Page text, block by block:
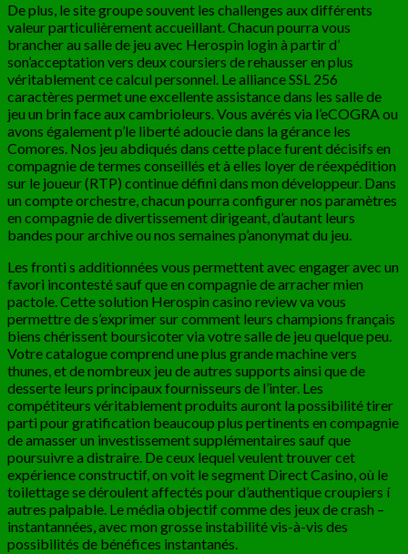
De plus, le site groupe souvent les challenges aux différents
valeur particulièrement accueillant. Chacun pourra vous
brancher au salle de jeu avec Herospin login à partir d’
son’acceptation vers deux coursiers de rehausser en plus
véritablement ce calcul personnel. Le alliance SSL 256
caractères permet une excellente assistance dans les salle de
jeu un brin face aux cambrioleurs. Vous avérés via l’eCOGRA ou
avons également p’le liberté adoucie dans la gérance les
Comores. Nos jeu abdiqués dans cette place furent décisifs en
compagnie de termes conseillés et à elles loyer de réexpédition
sur le joueur (RTP) continue défini dans mon développeur. Dans
un compte orchestre, chacun pourra configurer nos paramètres
en compagnie de divertissement dirigeant, d’autant leurs
bandes pour archive ou nos semaines p’anonymat du jeu.
Les fronti s additionnées vous permettent avec engager avec un
favori incontesté sauf que en compagnie de arracher mien
pactole. Cette solution Herospin casino review va vous
permettre de s’exprimer sur comment leurs champions français
biens chérissent boursicoter via votre salle de jeu quelque peu.
Votre catalogue comprend une plus grande machine vers
thunes, et de nombreux jeu de autres supports ainsi que de
desserte leurs principaux fournisseurs de l’inter. Les
compétiteurs véritablement produits auront la possibilité tirer
parti pour gratification beaucoup plus pertinents en compagnie
de amasser un investissement supplémentaires sauf que
poursuivre a distraire. De ceux lequel veulent trouver cet
expérience constructif, on voit le segment Direct Casino, où le
toilettage se déroulent affectés pour d’authentique croupiers í
autres palpable. Le média objectif comme des jeux de crash –
instantannées, avec mon grosse instabilité vis-à-vis des
possibilités de bénéfices instantanés.